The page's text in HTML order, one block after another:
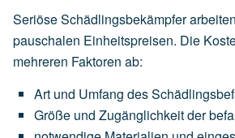
Seriöse Schädlingsbekämpfer
pauschalen Einheitspreisen. Die
mehreren Faktoren ab:
Art und Umfang des
Größe und Zugänglichkeitder